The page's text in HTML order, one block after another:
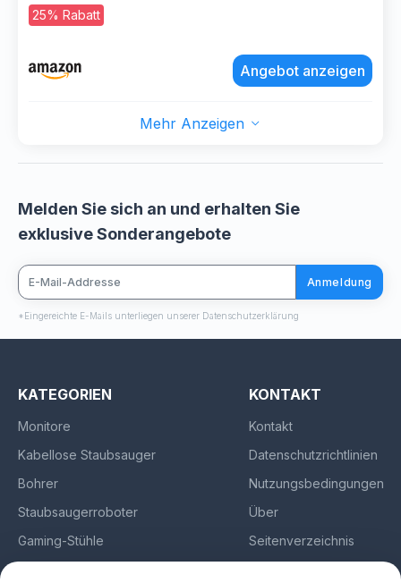
Schlummerfunktion und Licht, ruhigem Uhrwerk,
Crescendo-Alarm in Schwarz, Modell BC07B-
25% Rabatt
Angebot anzeigen
Mehr Anzeigen
Melden Sie sich an und erhalten Sie
exklusive Sonderangebote
Anmeldung
*Eingereichte E-Mails unterliegen unserer Datenschutzerklärung
KATEGORIEN
Monitore
Kabellose Staubsauger
Bohrer
Staubsaugerroboter
Gaming-Stühle
KONTAKT
Kontakt
Datenschutzrichtlinien
Nutzungsbedingungen
Über
Seitenverzeichnis